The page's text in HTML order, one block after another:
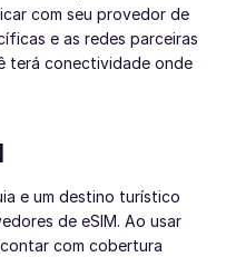
com seu provedor de
e as redes parceiras
terá conectividade onde
e um destino turístico
de eSIM. Ao usar
com cobertura